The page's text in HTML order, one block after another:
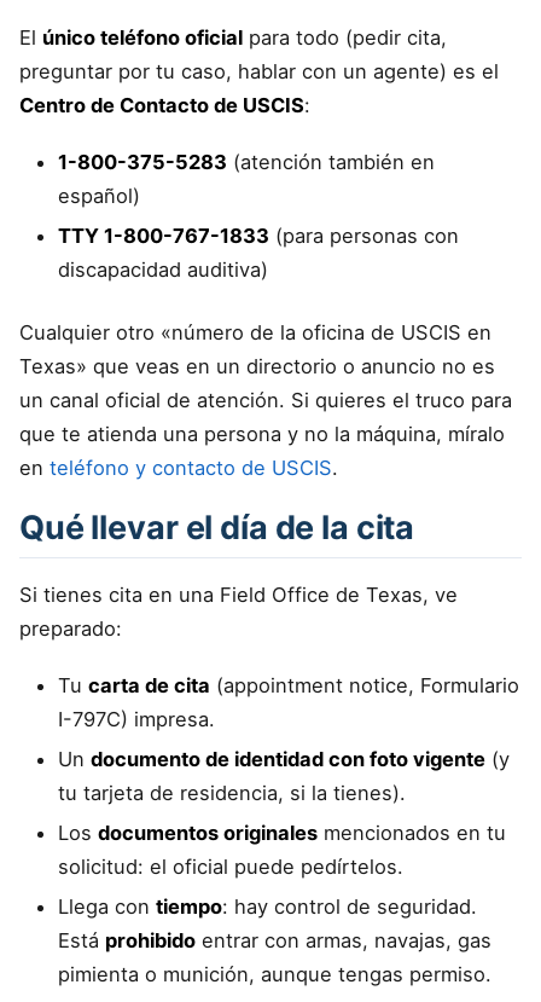
El único teléfono oficial para todo (pedir cita,
preguntar por tu caso, hablar con un agente) es el
Centro de Contacto de USCIS:
1-800-375-5283 (atención también en
español)
TTY 1-800-767-1833 (para personas con
discapacidad auditiva)
Cualquier otro «número de la oficina de USCIS en
Texas» que veas en un directorio o anuncio no es
un canal oficial de atención. Si quieres el truco para
que te atienda una persona y no la máquina, míralo
en teléfono y contacto de USCIS.
Qué llevar el día de la cita
Si tienes cita en una Field Office de Texas, ve
preparado:
Tu carta de cita (appointment notice, Formulario
I-797C) impresa.
Un documento de identidad con foto vigente (y
tu tarjeta de residencia, si la tienes).
Los documentos originales mencionados en tu
solicitud: el oficial puede pedírtelos.
Llega con tiempo: hay control de seguridad.
Está prohibido entrar con armas, navajas, gas
pimienta o munición, aunque tengas permiso.